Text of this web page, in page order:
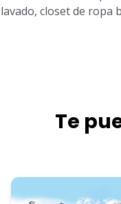
lavado, closet de ropa
Te